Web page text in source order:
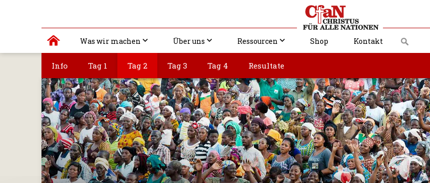
Was wir machen Über uns Ressourcen Shop Kontakt
Info Tag 1 Tag 2 Tag 3 Tag 4 Resultate